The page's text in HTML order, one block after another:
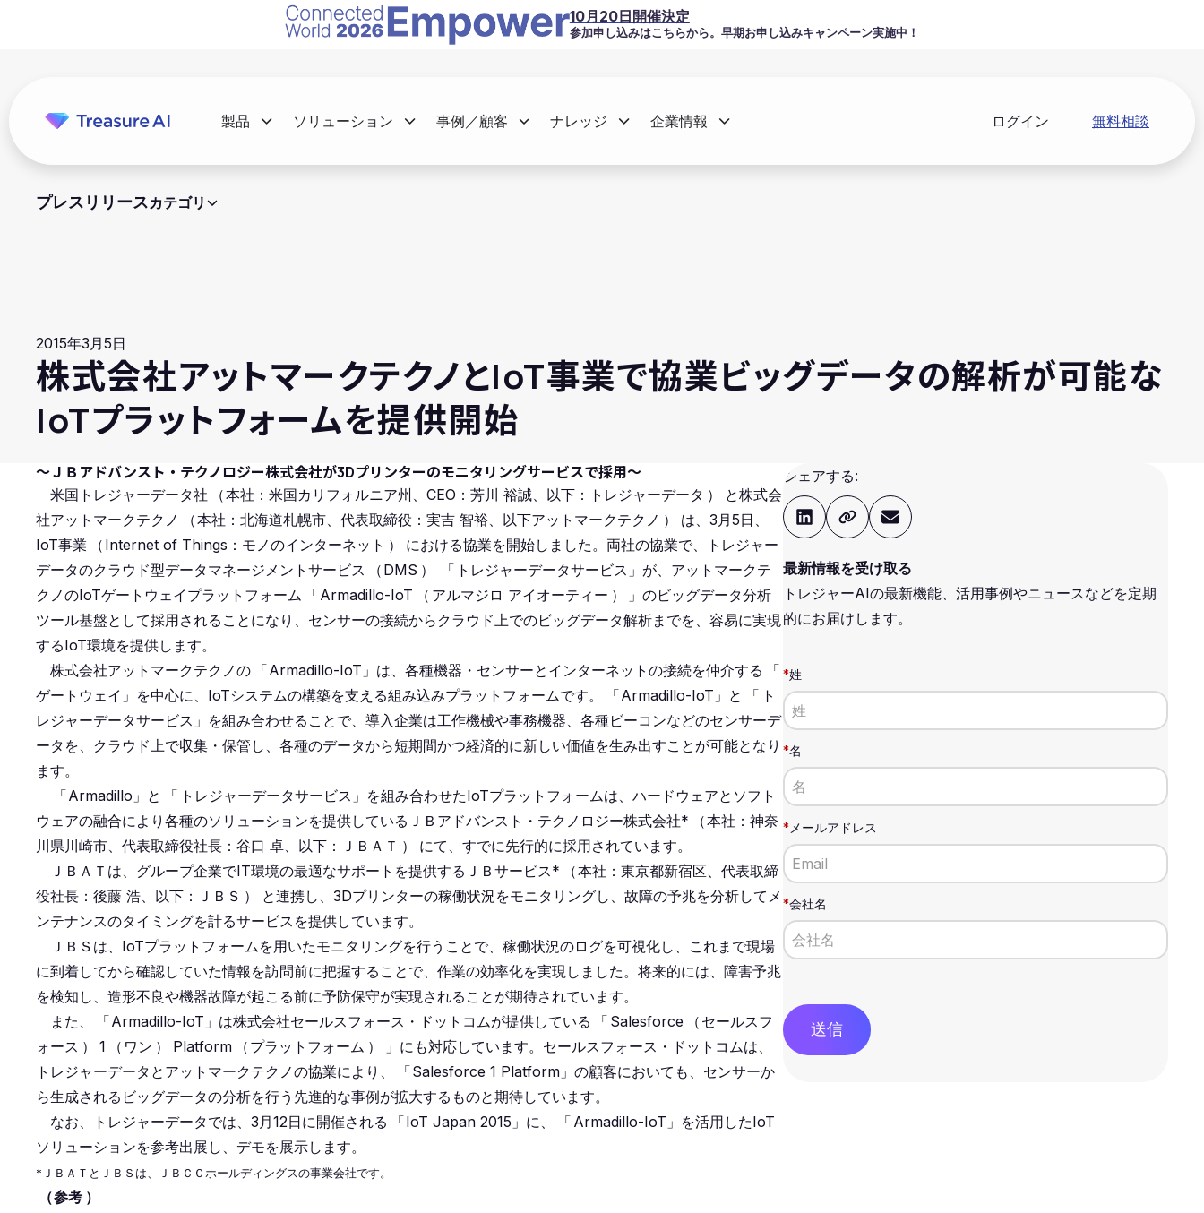
製品 ソリューション 事例／顧客 ナレッジ 企業情報 ログイン 無料相談
10月20日開催決定
参加申し込みはこちらから。早期お申し込みキャンペーン実施中！
プレスリリースカテゴリ
2015年3月5日
株式会社アットマークテクノとIoT事業で協業ビッグデータの解析が可能な
IoTプラットフォームを提供開始
〜ＪＢアドバンスト・テクノロジー株式会社が3Dプリンターのモニタリングサービスで採用〜
米国トレジャーデータ社 （本社：米国カリフォルニア州、CEO：芳川 裕誠、以下：トレジャーデータ ）
と株式会
社アットマークテクノ
（本社：北海道札幌市、代表取締役：実吉 智裕、以下アットマークテクノ ）
は、3月5日、
IoT事業
（ Internet of Things：モノのインターネット ）
における協業を開始しました。両社の協業で、トレジャー
データのクラウド型データマネージメントサービス
（ DMS ） 「 トレジャーデータサービス」が、アットマークテ
クノのIoTゲートウェイプラットフォーム
「Armadillo-IoT （ アルマジロ アイオーティー ）
」のビッグデータ分析
ツール基盤として採用されることになり、センサーの接続からクラウド上でのビッグデータ解析までを、容易に実現
するIoT環境を提供します。
株式会社アットマークテクノの 「Armadillo-IoT」は、各種機器・センサーとインターネットの接続を仲介する
「
ゲートウェイ」を中心に、IoTシステムの構築を支える組み込みプラットフォームです。
「Armadillo-IoT」と 「 ト
レジャーデータサービス」を組み合わせることで、導入企業は工作機械や事務機器、各種ビーコンなどのセンサーデ
ータを、クラウド上で収集・保管し、各種のデータから短期間かつ経済的に新しい価値を生み出すことが可能となり
ます。
「Armadillo」と 「 トレジャーデータサービス」を組み合わせたIoTプラットフォームは、ハードウェアとソフト
ウェアの融合により各種のソリューションを提供しているＪＢアドバンスト・テクノロジー株式会社*
（本社：神奈
川県川崎市、代表取締役社長：谷口 卓、以下：ＪＢＡＴ ）
にて、すでに先行的に採用されています。
ＪＢＡＴは、グループ企業でIT環境の最適なサポートを提供するＪＢサービス*
（本社：東京都新宿区、代表取締
役社長：後藤 浩、以下：ＪＢＳ ）
と連携し、3Dプリンターの稼働状況をモニタリングし、故障の予兆を分析してメ
ンテナンスのタイミングを計るサービスを提供しています。
ＪＢＳは、IoTプラットフォームを用いたモニタリングを行うことで、稼働状況のログを可視化し、これまで現場
に到着してから確認していた情報を訪問前に把握することで、作業の効率化を実現しました。将来的には、障害予兆
を検知し、造形不良や機器故障が起こる前に予防保守が実現されることが期待されています。
また、
「Armadillo-IoT」は株式会社セールスフォース・ドットコムが提供している 「 Salesforce （ セールスフ
ォース ） 1 （ ワン ） Platform （ プラットフォーム ）
」にも対応しています。セールスフォース・ドットコムは、
トレジャーデータとアットマークテクノの協業により、
「Salesforce 1 Platform」の顧客においても、センサーか
ら生成されるビッグデータの分析を行う先進的な事例が拡大するものと期待しています。
なお、トレジャーデータでは、3月12日に開催される
「IoT Japan 2015」に、 「 Armadillo-IoT」を活用したIoT
ソリューションを参考出展し、デモを展示します。
*ＪＢＡＴとＪＢＳは、ＪＢＣＣホールディングスの事業会社です。
（参考 ）
シェアする:
最新情報を受け取る
トレジャーAIの最新機能、活用事例やニュースなどを定期
的にお届けします。
*姓
*名
* メールアドレス
*会社名
送信